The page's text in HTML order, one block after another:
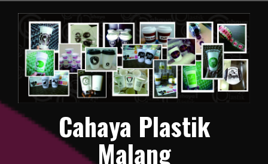
konten
Cahaya Plastik
Malang